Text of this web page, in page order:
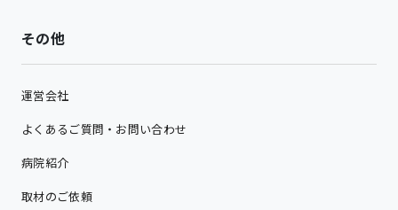
その他
運営会社
よくあるご質問・お問い合わせ
病院紹介
取材のご依頼